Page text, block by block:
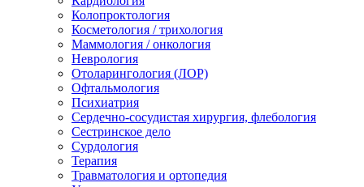
Колопроктология
Косметология / трихология
Маммология / онкология
Неврология
Отоларингология (ЛОР)
Офтальмология
Психиатрия
Сердечно-сосудистая хирургия, флебология
Сестринское дело
Сурдология
Терапия
Травматология и ортопедия